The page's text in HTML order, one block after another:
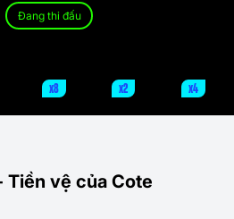
Đang thi đấu
x8 x2 x4
Tiền vệ của Cote